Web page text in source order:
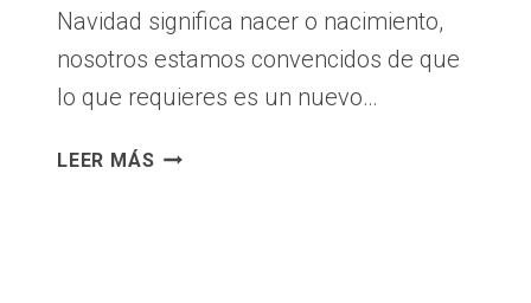
Navidad significa nacer o nacimiento,
nosotros estamos convencidos de que
lo que requieres es un nuevo…
LEER MÁS VIA